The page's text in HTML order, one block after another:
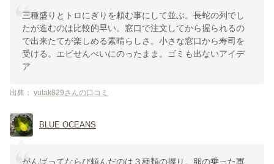
三種盛りとトロにぎりを頼む事にして並ぶ。長蛇の列でし
たが進むのは比較的早い。窓口で注文してから握られるの
で出来たてが楽しめる素晴らしさ。小さな窓口から寿司を
受ける。エビせんべいにのったまま。ゴミも出ないアイデ
ア
出典： yutak829さんの口コミ
BLUE OCEANS
がんばってならび頼んだのは３種類の握り。卵の乗った軍